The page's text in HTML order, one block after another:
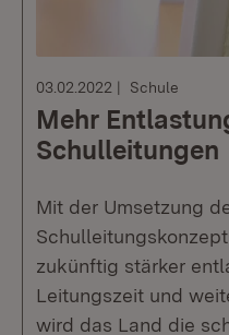
03.02.2022 Schule
Mehr
Schulleitungen
Mit der Umsetzung
zukünftig stärker
Leitungszeit und
wird das Land die